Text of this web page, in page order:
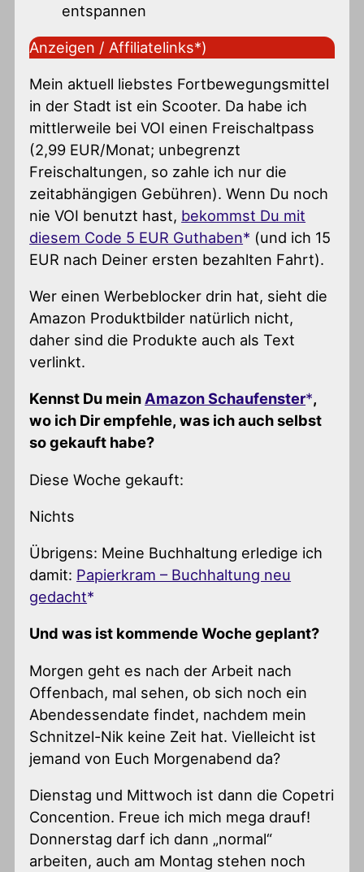
entspannen
Anzeigen / Affiliatelinks*)
Mein aktuell liebstes Fortbewegungsmittel
in der Stadt ist ein Scooter. Da habe ich
mittlerweile bei VOI einen Freischaltpass
(2,99 EUR/Monat; unbegrenzt
Freischaltungen, so zahle ich nur die
zeitabhängigen Gebühren). Wenn Du noch
nie VOI benutzt hast, bekommst Du mit
diesem Code 5 EUR Guthaben
(und ich 15
EUR nach Deiner ersten bezahlten Fahrt).
Wer einen Werbeblocker drin hat, sieht die
Amazon Produktbilder natürlich nicht,
daher sind die Produkte auch als Text
verlinkt.
Kennst Du meinAmazon Schaufenster ,
wo ich Dir empfehle, was ich auch selbst
so gekauft habe?
Diese Woche gekauft:
Nichts
Übrigens: Meine Buchhaltung erledige ich
damit: Papierkram – Buchhaltung neu
gedacht
Und was ist kommende Woche geplant?
Morgen geht es nach der Arbeit nach
Offenbach, mal sehen, ob sich noch ein
Abendessendate findet, nachdem mein
Schnitzel-Nik keine Zeit hat. Vielleicht ist
jemand von Euch Morgenabend da?
Dienstag und Mittwoch ist dann die Copetri
Concention. Freue ich mich mega drauf!
Donnerstag darf ich dann „normal“
arbeiten, auch am Montag stehen noch